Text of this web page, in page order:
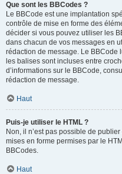
Que sont les BBCodes ?
Le BBCode est une implantation
contrôle de mise en forme des
décider si vous pouvez utiliser les
dans chacun de vos messages en
rédaction de message. Le BBCode
les balises sont incluses entre
d’informations sur le BBCode,
rédaction de message.
Haut
Puis-je utiliser le HTML ?
Non, il n’est pas possible de
mises en forme permises par le
BBCodes.
Haut